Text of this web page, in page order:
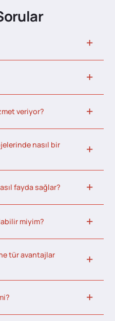
veriyor?
nasıl bir
fayda sağlar?
miyim?
tür avantajlar